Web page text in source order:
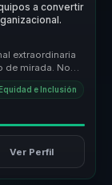
a convertir
extraordinaria
de mirada. No
e Inclusión
Ver Perfil